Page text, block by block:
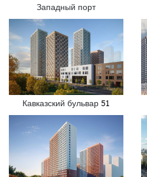
Западный порт
Кавказский бульвар 51